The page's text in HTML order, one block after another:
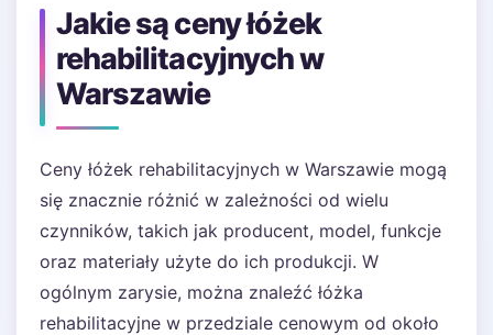
Jakie są ceny łóżek
rehabilitacyjnych w
Warszawie
Ceny łóżek rehabilitacyjnych w Warszawie mogą
się znacznie różnić w zależności od wielu
czynników, takich jak producent, model, funkcje
oraz materiały użyte do ich produkcji. W
ogólnym zarysie, można znaleźć łóżka
rehabilitacyjne w przedziale cenowym od około